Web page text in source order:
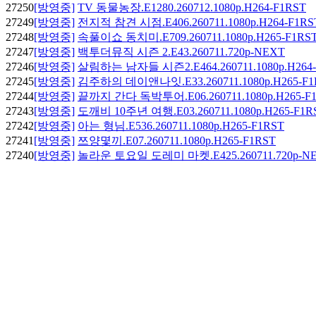
27250[방영중] TV 동물농장.E1280.260712.1080p.H264-F1RST
27249[방영중] 전지적 참견 시점.E406.260711.1080p.H264-
27248[방영중] 속풀이쇼 동치미.E709.260711.1080p.H265-
27247[방영중] 백투더뮤직 시즌 2.E43.260711.720p-NEXT
27246[방영중] 살림하는 남자들 시즌
27245[방영중] 김주하의 데이앤나잇.E33.260711.1080p.H265-
27244[방영중] 끝까지 간다 독박투어.E06.260711.1080p.H265-
27243[방영중] 도깨비 10주년 여행.E03.260711.1080p.H265-
27242[방영중] 아는 형님.E536.260711.1080p.H265-F1RST
27241 [방영중] 쯔양몇끼.E07.260711.1080p.H265-F1RST
27240[방영중] 놀라운 토요일 도레미 마켓.E425.260711.720p-